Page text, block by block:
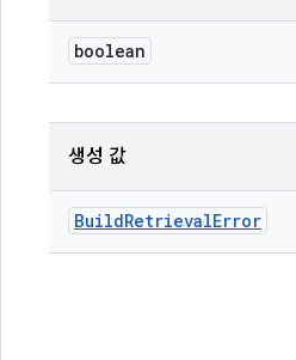
boolean
생성 값
BuildRetrievalError